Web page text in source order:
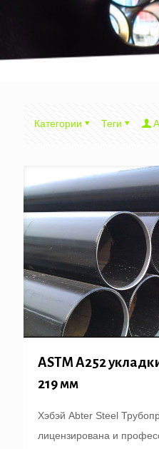
Категории Теги
ASTM A252
219 мм
Хэбэй Abter Steel
лицензирована и